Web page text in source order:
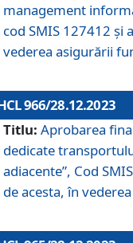
management
cod SMIS 127412 și
vederea asigurării
966/28.12.2023
Titlu: Aprobarea
dedicate
adiacente”, Cod
de acesta, în